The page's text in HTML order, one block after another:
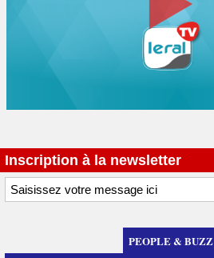
Inscription à la newsletter
PEOPLE & BUZZ